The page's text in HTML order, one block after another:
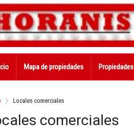
Mapa de propiedades Propiedades
Locales comerciales
comerciales